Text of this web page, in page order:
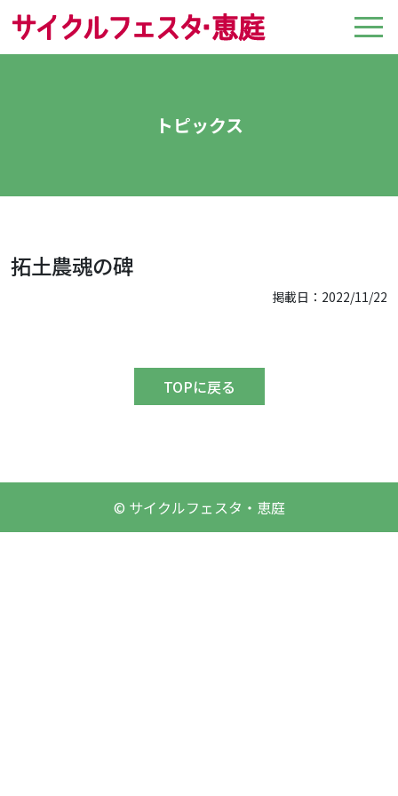
トピックス
拓土農魂の碑
掲載日：2022/11/22
TOPに戻る
© サイクルフェスタ・恵庭